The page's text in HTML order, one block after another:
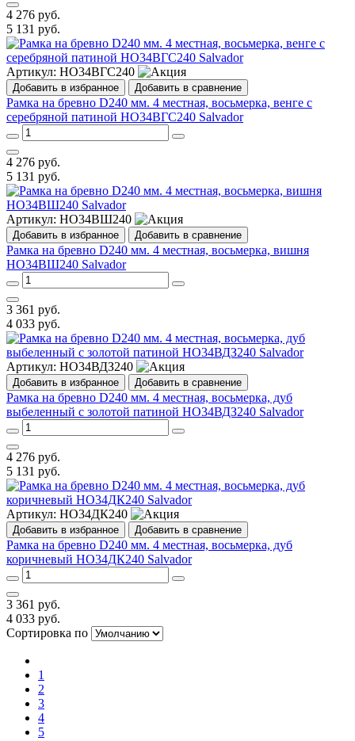
4 276 руб.
5 131 руб.
Артикул: НО34ВГС240
Добавить в избранное Добавить в сравнение
Рамка на бревно D240 мм. 4 местная, восьмерка, венге с
серебряной патиной НО34ВГС240 Salvador
4 276 руб.
5 131 руб.
Артикул: НО34ВШ240
Добавить в избранное Добавить в сравнение
Рамка на бревно D240 мм. 4 местная, восьмерка, вишня
НО34ВШ240 Salvador
3 361 руб.
4 033 руб.
Артикул: НО34ВДЗ240
Добавить в избранное Добавить в сравнение
Рамка на бревно D240 мм. 4 местная, восьмерка, дуб
выбеленный с золотой патиной НО34ВДЗ240 Salvador
4 276 руб.
5 131 руб.
Артикул: НО34ДК240
Добавить в избранное Добавить в сравнение
Рамка на бревно D240 мм. 4 местная, восьмерка, дуб
коричневый НО34ДК240 Salvador
3 361 руб.
4 033 руб.
Сортировка по
1
2
3
4
5